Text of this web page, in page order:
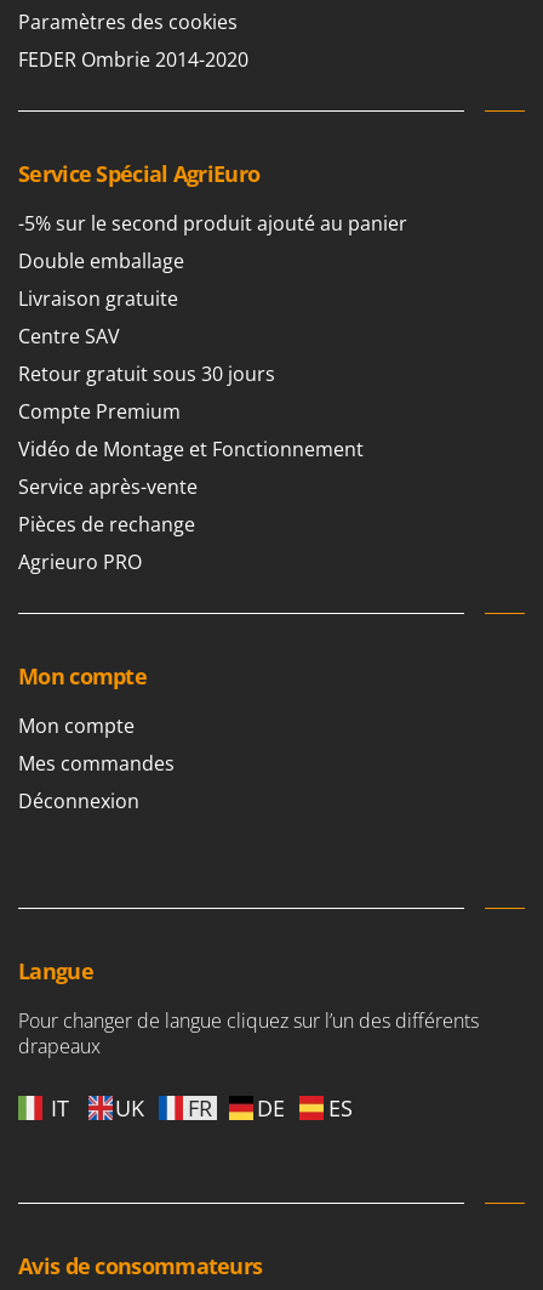
Paramètres des cookies
FEDER Ombrie 2014-2020
Service Spécial AgriEuro
-5% sur le second produit ajouté au panier
Double emballage
Livraison gratuite
Centre SAV
Retour gratuit sous 30 jours
Compte Premium
Vidéo de Montage et Fonctionnement
Service après-vente
Pièces de rechange
Agrieuro PRO
Mon compte
Mon compte
Mes commandes
Déconnexion
Langue
Pour changer de langue cliquez sur l’un des différents
drapeaux
IT UK FR DE ES
Avis de consommateurs